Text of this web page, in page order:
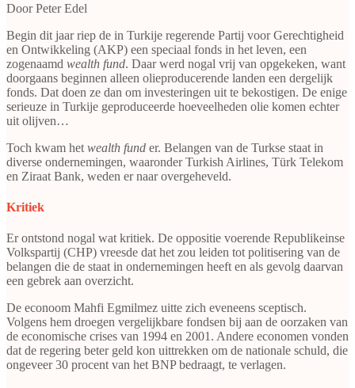
Door Peter Edel
Begin dit jaar riep de in Turkije regerende Partij voor Gerechtigheid
en Ontwikkeling (AKP) een speciaal fonds in het leven, een
zogenaamd wealth fund. Daar werd nogal vrij van opgekeken, want
doorgaans beginnen alleen olieproducerende landen een dergelijk
fonds. Dat doen ze dan om investeringen uit te bekostigen. De enige
serieuze in Turkije geproduceerde hoeveelheden olie komen echter
uit olijven…
Toch kwam het wealth fund er. Belangen van de Turkse staat in
diverse ondernemingen, waaronder Turkish Airlines, Türk Telekom
en Ziraat Bank, weden er naar overgeheveld.
Kritiek
Er ontstond nogal wat kritiek. De oppositie voerende Republikeinse
Volkspartij (CHP) vreesde dat het zou leiden tot politisering van de
belangen die de staat in ondernemingen heeft en als gevolg daarvan
een gebrek aan overzicht.
De econoom Mahfi Egmilmez uitte zich eveneens sceptisch.
Volgens hem droegen vergelijkbare fondsen bij aan de oorzaken van
de economische crises van 1994 en 2001. Andere economen vonden
dat de regering beter geld kon uittrekken om de nationale schuld, die
ongeveer 30 procent van het BNP bedraagt, te verlagen.